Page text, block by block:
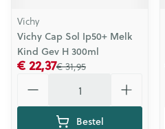
Vichy
Vichy Cap Sol Ip50+ Melk
Kind Gev H 300ml
€ 31,95
€ 22,37
Bestel